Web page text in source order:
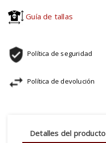
Guía de tallas
Política de seguridad
Política de devolución
Detalles del producto